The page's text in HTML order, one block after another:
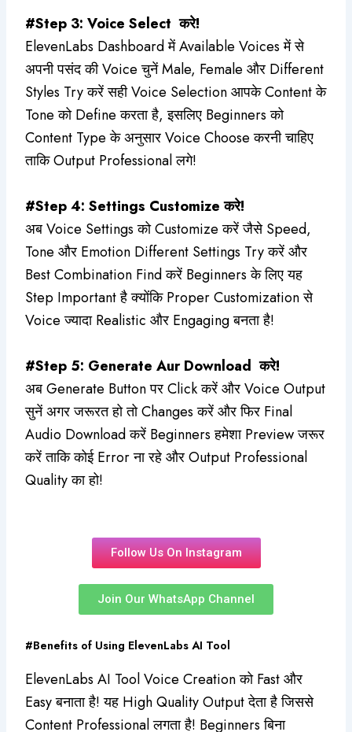
#Step 3: Voice Select करे!
ElevenLabs Dashboard में Available Voices में से
अपनी पसंद की Voice चुनें Male, Female और Different
Styles Try करें सही Voice Selection आपके Content के
Tone को Define करता है, इसलिए Beginners को
Content Type के अनुसार Voice Choose करनी चाहिए
ताकि Output Professional लगे!
#Step 4: Settings Customize करे!
अब Voice Settings को Customize करें जैसे Speed,
Tone और Emotion Different Settings Try करें और
Best Combination Find करें Beginners के लिए यह
Step Important है क्योंकि Proper Customization से
Voice ज्यादा Realistic और Engaging बनता है!
#Step 5: Generate Aur Download करे!
अब Generate Button पर Click करें और Voice Output
सुनें अगर जरूरत हो तो Changes करें और फिर Final
Audio Download करें Beginners हमेशा Preview जरूर
करें ताकि कोई Error ना रहे और Output Professional
Quality का हो!
Follow Us On Instagram
Join Our WhatsApp Channel
#Benefits of Using ElevenLabs AI Tool
ElevenLabs AI Tool Voice Creation को Fast और
Easy बनाता है! यह High Quality Output देता है जिससे
Content Professional लगता है! Beginners बिना